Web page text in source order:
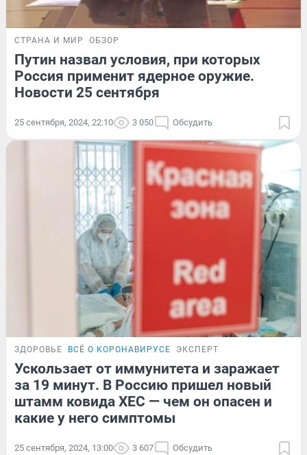
СТРАНА И МИР ОБЗОР
Путин назвал условия, при которых
Россия применит ядерное оружие.
Новости 25 сентября
25 сентября, 2024, 22:10 3 050 Обсудить
ЗДОРОВЬЕ ВСЁ О КОРОНАВИРУСЕ ЭКСПЕРТ
Ускользает от иммунитета и заражает
за 19 минут. В Россию пришел новый
штамм ковида ХЕС — чем он опасен и
какие у него симптомы
25 сентября, 2024, 13:00 3 607 Обсудить